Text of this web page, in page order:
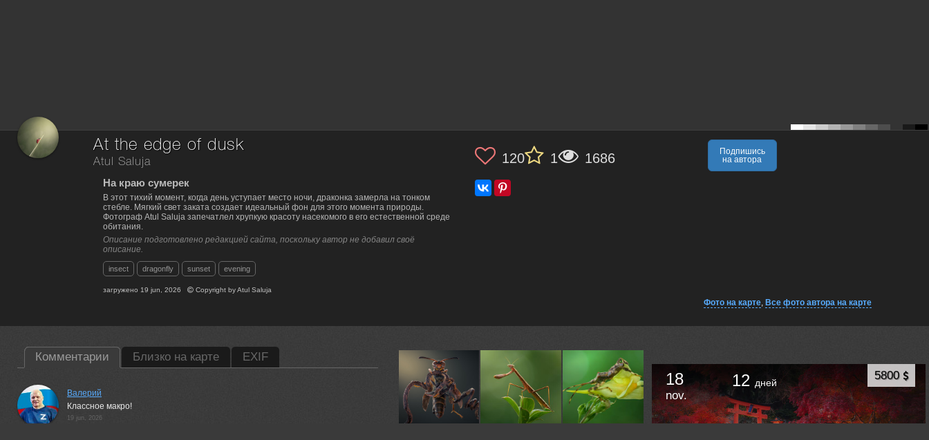
At the edge of dusk
Atul Saluja
На краю сумерек
В этот тихий момент, когда день уступает место ночи, драконка замерла на тонком
стебле. Мягкий свет заката создает идеальный фон для этого момента природы.
Фотограф Atul Saluja запечатлел хрупкую красоту насекомого в его естественной среде
обитания.
Описание подготовлено редакцией сайта, поскольку автор не добавил своё
описание.
insect dragonfly sunset evening
загружено 19 jun, 2026 Copyright byAtul Saluja
120 1 1686
Подпишись
на автора
Фото на карте, Все фото автора на карте
Комментарии Близко на карте EXIF
Валерий
Классное макро!
19 jun, 2026
5800
18
nov.
12 дней